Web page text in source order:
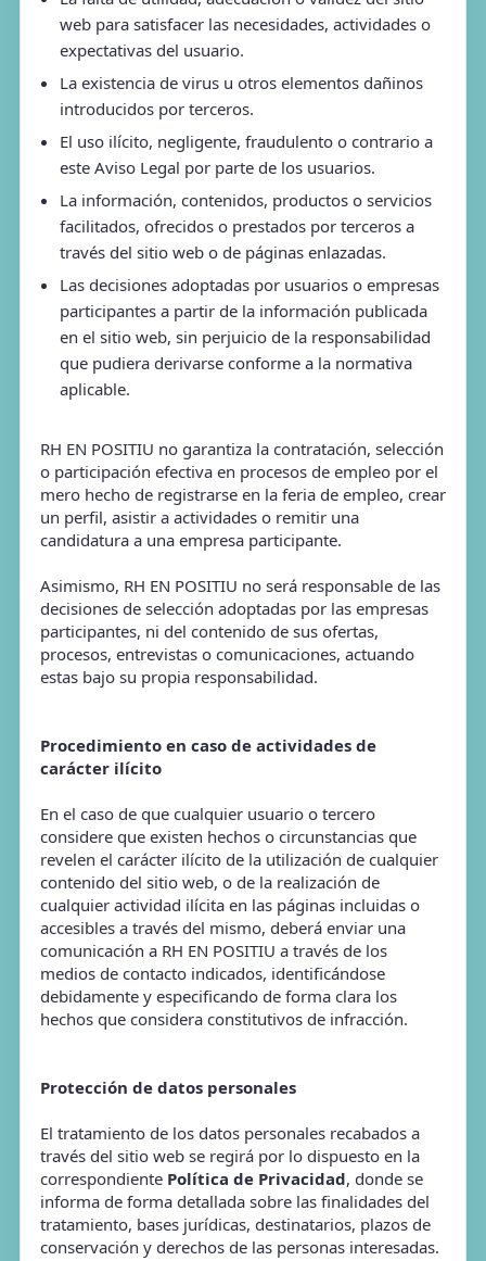
web para satisfacer las necesidades, actividades o
expectativas del usuario.
La existencia de virus u otros elementos dañinos
introducidos por terceros.
El uso ilícito, negligente, fraudulento o contrario a
este Aviso Legal por parte de los usuarios.
La información, contenidos, productos o servicios
facilitados, ofrecidos o prestados por terceros a
través del sitio web o de páginas enlazadas.
Las decisiones adoptadas por usuarios o empresas
participantes a partir de la información publicada
en el sitio web, sin perjuicio de la responsabilidad
que pudiera derivarse conforme a la normativa
aplicable.
RH EN POSITIU no garantiza la contratación, selección
o participación efectiva en procesos de empleo por el
mero hecho de registrarse en la feria de empleo, crear
un perfil, asistir a actividades o remitir una
candidatura a una empresa participante.
Asimismo, RH EN POSITIU no será responsable de las
decisiones de selección adoptadas por las empresas
participantes, ni del contenido de sus ofertas,
procesos, entrevistas o comunicaciones, actuando
estas bajo su propia responsabilidad.
Procedimiento en caso de actividades de
carácter ilícito
En el caso de que cualquier usuario o tercero
considere que existen hechos o circunstancias que
revelen el carácter ilícito de la utilización de cualquier
contenido del sitio web, o de la realización de
cualquier actividad ilícita en las páginas incluidas o
accesibles a través del mismo, deberá enviar una
comunicación a RH EN POSITIU a través de los
medios de contacto indicados, identificándose
debidamente y especificando de forma clara los
hechos que considera constitutivos de infracción.
Protección de datos personales
El tratamiento de los datos personales recabados a
través del sitio web se regirá por lo dispuesto en la
correspondiente Política de Privacidad, donde se
informa de forma detallada sobre las finalidades del
tratamiento, bases jurídicas, destinatarios, plazos de
conservación y derechos de las personas interesadas.